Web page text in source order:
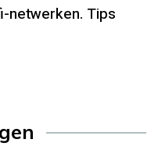
netwerken. Tips